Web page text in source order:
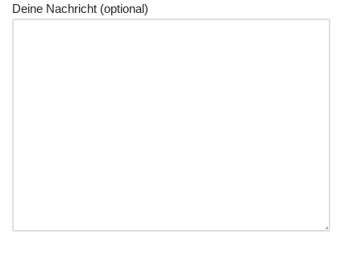
Deine Nachricht (optional)